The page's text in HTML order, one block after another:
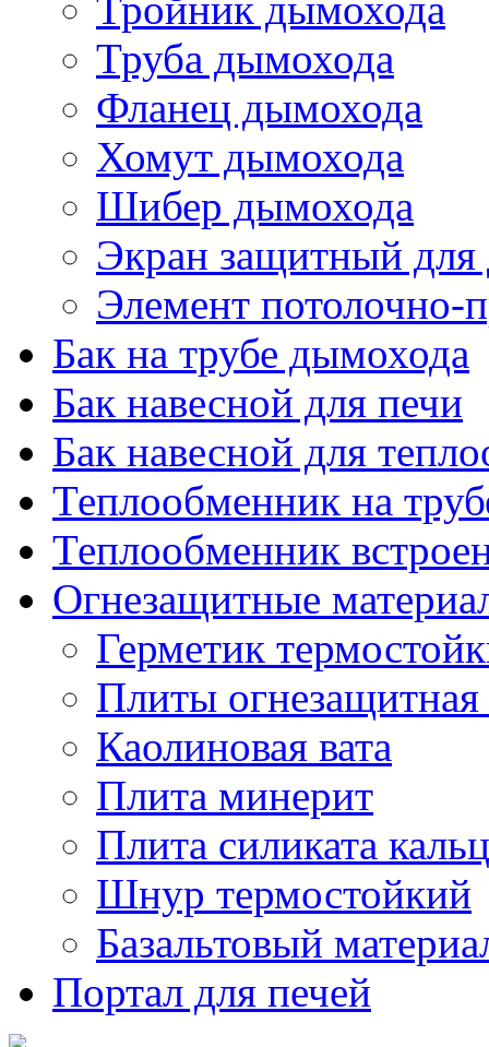
Тройник дымохода
Труба дымохода
Фланец дымохода
Хомут дымохода
Шибер дымохода
Экран защитный
Элемент потолочно-
Бак на трубе дымохода
Бак навесной для печи
Бак навесной для
Теплообменник на
Теплообменник
Огнезащитные
Герметик
Плиты огнезащитная
Каолиновая вата
Плита минерит
Плита силиката
Шнур термостойкий
Базальтовый
Портал для печей